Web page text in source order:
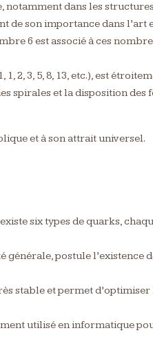
notamment dans les
de son importance dans l’art
6 est associé à ces
2, 3, 5, 8, 13, etc.), est
spirales et la disposition des
et à son attrait universel.
six types de quarks,
générale, postule l’existence
stable et permet d’optimiser
utilisé en informatique